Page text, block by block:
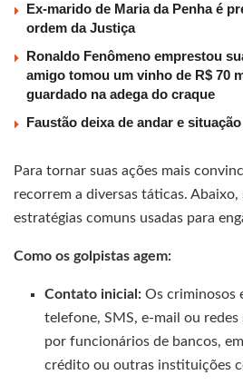
Ex-marido de Maria da Penha é
ordem da Justiça
Ronaldo Fenômeno emprestou
amigo tomou um vinho de R$ 70
guardado na adega do craque
Faustão deixa de andar e
Para tornar suas ações mais
recorrem a diversas táticas. Abaixo,
estratégias comuns usadas para
Como os golpistas agem:
Contato inicial: Os criminosos
telefone, SMS, e-mail ou redes
por funcionários de bancos,
crédito ou outras instituições